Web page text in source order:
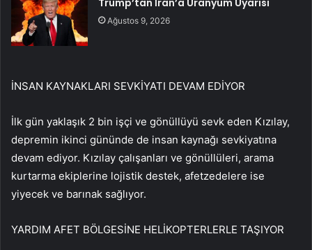
Ağustos 9, 2026
İNSAN KAYNAKLARI SEVKİYATI DEVAM EDİYOR
İlk gün yaklaşık 2 bin işçi ve gönüllüyü sevk eden Kızılay,
depremin ikinci gününde de insan kaynağı sevkiyatına
devam ediyor. Kızılay çalışanları ve gönüllüleri, arama
kurtarma ekiplerine lojistik destek, afetzedelere ise
yiyecek ve barınak sağlıyor.
YARDIM AFET BÖLGESİNE HELİKOPTERLERLE TAŞIYOR